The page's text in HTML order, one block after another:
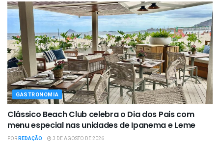
GASTRONOMIA
Clássico Beach Club celebra o Dia dos Pais com
menu especial nas unidades de Ipanema e Leme
PORREDAÇÃO 3 DE AGOSTO DE 2026